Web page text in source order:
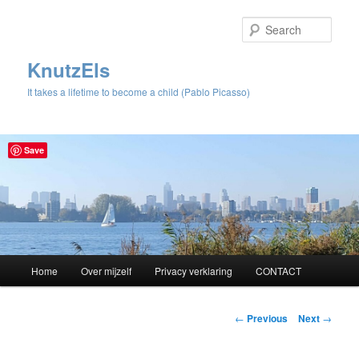
KnutzEls
It takes a lifetime to become a child (Pablo Picasso)
Skip
Home Over mijzelf Privacy verklaring CONTACT
Post
← Previous Next →
Save